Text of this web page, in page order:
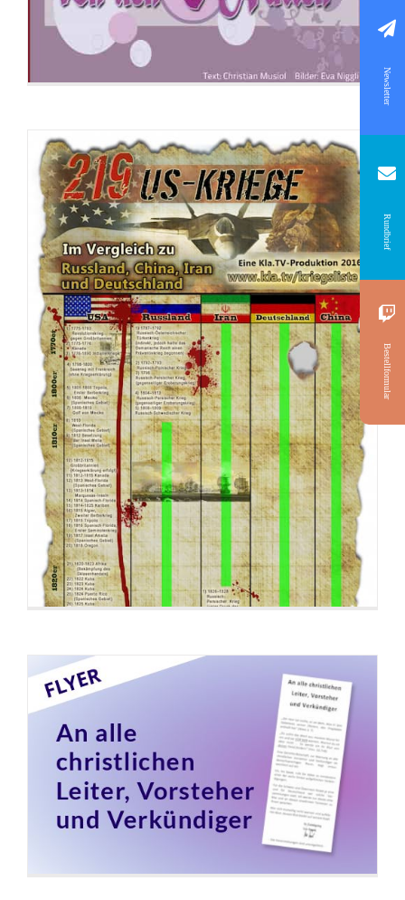
Flyer: An alle christlichen Leiter, Vorsteher
und Verkündiger
Flyer: Coronavirus – eine Biowaffe?
Newsletter
Rundbrief
Bestellformular